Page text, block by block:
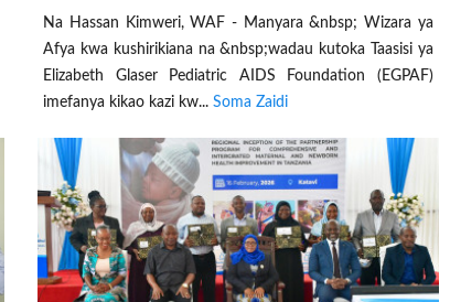
Na Hassan Kimweri, WAF - Manyara &nbsp; Wizara ya
Afya kwa kushirikiana na &nbsp;wadau kutoka Taasisi ya
Elizabeth Glaser Pediatric AIDS Foundation (EGPAF)
imefanya kikao kazi kw...Soma Zaidi